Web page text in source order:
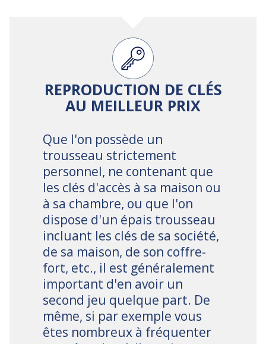
REPRODUCTION DE CLÉS
AU MEILLEUR PRIX
Que l'on possède un
trousseau strictement
personnel, ne contenant que
les clés d'accès à sa maison ou
à sa chambre, ou que l'on
dispose d'un épais trousseau
incluant les clés de sa société,
de sa maison, de son coffre-
fort, etc., il est généralement
important d'en avoir un
second jeu quelque part. De
même, si par exemple vous
êtes nombreux à fréquenter